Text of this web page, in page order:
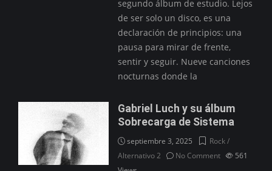
segundo álbum de estudio. Lejos
de ser solo un disco, es una
declaración de principios: una
pausa para mirar de frente,
sentir y seguir. Nueve canciones
nocturnas donde la
Gabriel Luch y su álbum
Sobrecarga de Sistema
septiembre 3, 2025
Rock /
Alternativo 2
No Comment
561